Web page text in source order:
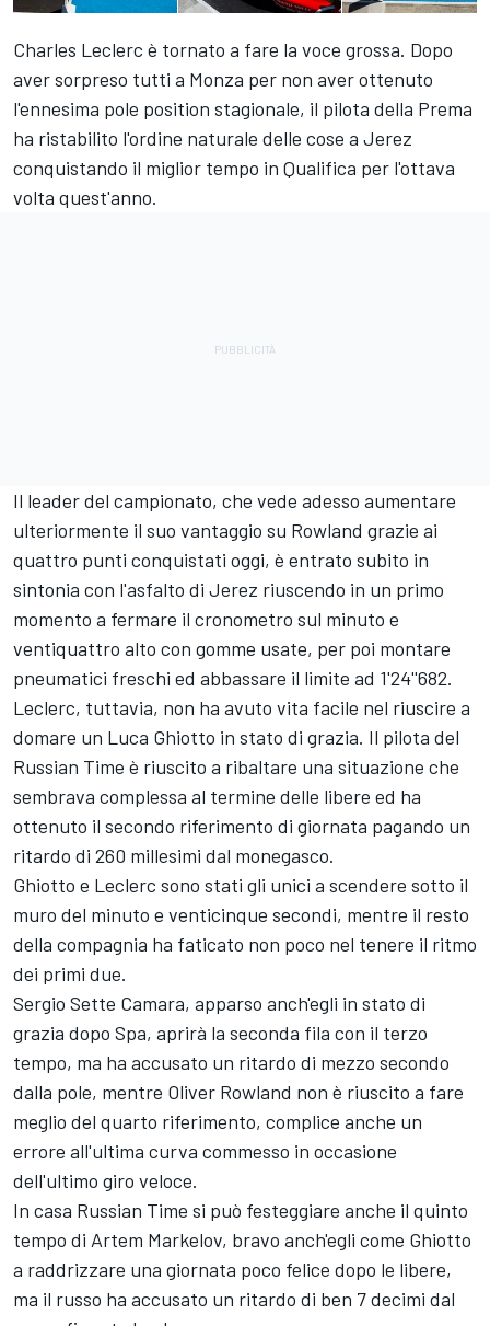
Charles Leclerc è tornato a fare la voce grossa. Dopo
aver sorpreso tutti a Monza per non aver ottenuto
l'ennesima pole position stagionale, il pilota della Prema
ha ristabilito l'ordine naturale delle cose a Jerez
conquistando il miglior tempo in Qualifica per l'ottava
volta quest'anno.
Il leader del campionato, che vede adesso aumentare
ulteriormente il suo vantaggio su Rowland grazie ai
quattro punti conquistati oggi, è entrato subito in
sintonia con l'asfalto di Jerez riuscendo in un primo
momento a fermare il cronometro sul minuto e
ventiquattro alto con gomme usate, per poi montare
pneumatici freschi ed abbassare il limite ad 1'24''682.
Leclerc, tuttavia, non ha avuto vita facile nel riuscire a
domare un Luca Ghiotto in stato di grazia. Il pilota del
Russian Time è riuscito a ribaltare una situazione che
sembrava complessa al termine delle libere ed ha
ottenuto il secondo riferimento di giornata pagando un
ritardo di 260 millesimi dal monegasco.
Ghiotto e Leclerc sono stati gli unici a scendere sotto il
muro del minuto e venticinque secondi, mentre il resto
della compagnia ha faticato non poco nel tenere il ritmo
dei primi due.
Sergio Sette Camara, apparso anch'egli in stato di
grazia dopo Spa, aprirà la seconda fila con il terzo
tempo, ma ha accusato un ritardo di mezzo secondo
dalla pole, mentre Oliver Rowland non è riuscito a fare
meglio del quarto riferimento, complice anche un
errore all'ultima curva commesso in occasione
dell'ultimo giro veloce.
In casa Russian Time si può festeggiare anche il quinto
tempo di Artem Markelov, bravo anch'egli come Ghiotto
a raddrizzare una giornata poco felice dopo le libere,
ma il russo ha accusato un ritardo di ben 7 decimi dal